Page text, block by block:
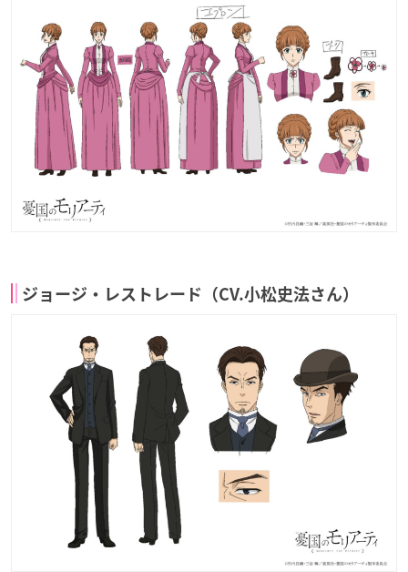
ジョージ・レストレード（CV.小松史法さん）